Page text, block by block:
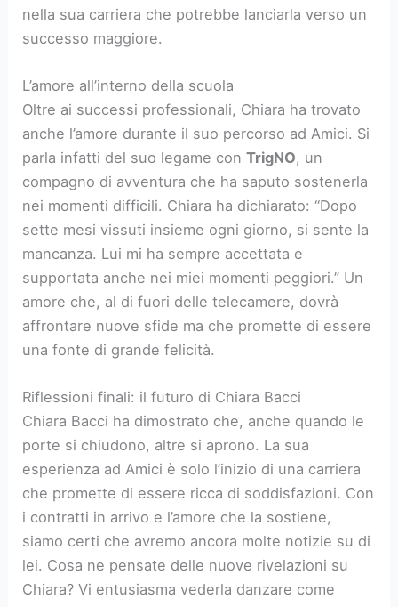
nella sua carriera che potrebbe lanciarla verso un
successo maggiore.
L’amore all’interno della scuola
Oltre ai successi professionali, Chiara ha trovato
anche l’amore durante il suo percorso ad Amici. Si
parla infatti del suo legame conTrigNO, un
compagno di avventura che ha saputo sostenerla
nei momenti difficili. Chiara ha dichiarato: “Dopo
sette mesi vissuti insieme ogni giorno, si sente la
mancanza. Lui mi ha sempre accettata e
supportata anche nei miei momenti peggiori.” Un
amore che, al di fuori delle telecamere, dovrà
affrontare nuove sfide ma che promette di essere
una fonte di grande felicità.
Riflessioni finali: il futuro di Chiara Bacci
Chiara Bacci ha dimostrato che, anche quando le
porte si chiudono, altre si aprono. La sua
esperienza ad Amici è solo l’inizio di una carriera
che promette di essere ricca di soddisfazioni. Con
i contratti in arrivo e l’amore che la sostiene,
siamo certi che avremo ancora molte notizie su di
lei. Cosa ne pensate delle nuove rivelazioni su
Chiara? Vi entusiasma vederla danzare come